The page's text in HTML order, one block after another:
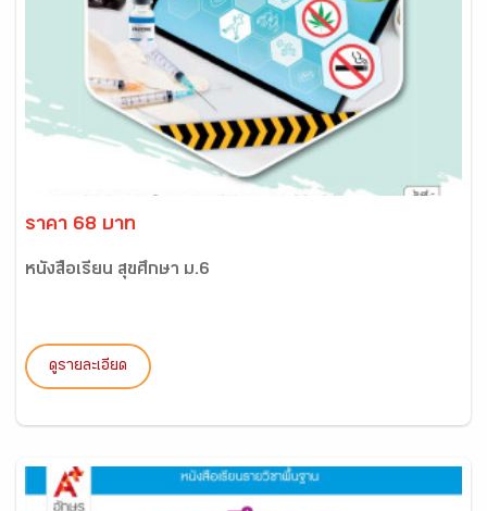
ราคา 68 บาท
หนังสือเรียน สุขศึกษา ม.6
ดูรายละเอียด